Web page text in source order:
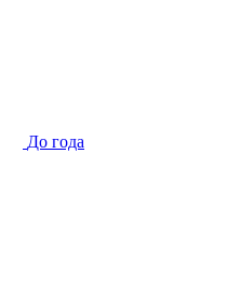
До года